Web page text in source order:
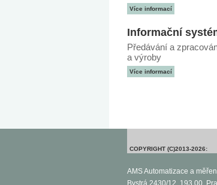
Více informací
Informační
Předávání a
a výroby
Více informací
COPYRIGHT (C)2013-2026:
AMS Automatizace a
Bystrá 2430/12, 193 00,